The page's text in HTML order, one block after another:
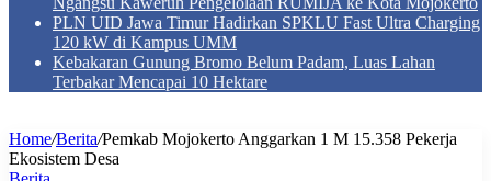
PLN UID Jawa Timur Hadirkan SPKLU Fast Ultra Charging
120 kW di Kampus UMM
Kebakaran Gunung Bromo Belum Padam, Luas Lahan
Terbakar Mencapai 10 Hektare
Home/Berita/Pemkab Mojokerto Anggarkan 1 M 15.358 Pekerja
Ekosistem Desa